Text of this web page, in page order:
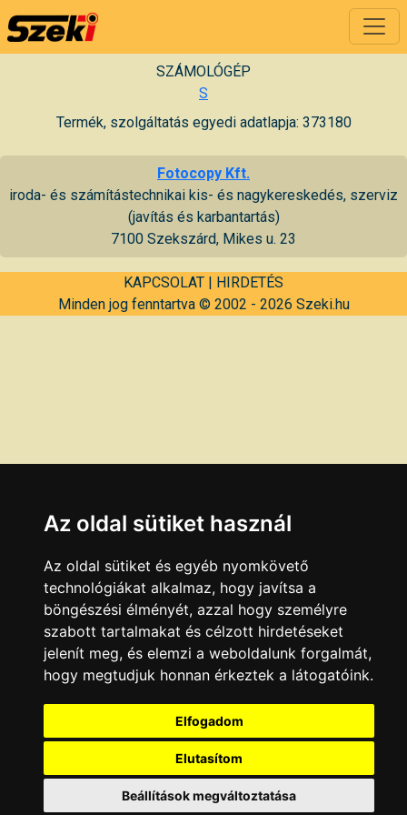
SZÁMOLÓGÉP
S
Termék, szolgáltatás egyedi adatlapja: 373180
Fotocopy Kft.
iroda- és számítástechnikai kis- és nagykereskedés, szerviz
(javítás és karbantartás)
7100 Szekszárd, Mikes u. 23
KAPCSOLAT | HIRDETÉS
Minden jog fenntartva © 2002 - 2026 Szeki.hu
Az oldal sütiket használ
Az oldal sütiket és egyéb nyomkövető
technológiákat alkalmaz, hogy javítsa a
böngészési élményét, azzal hogy személyre
szabott tartalmakat és célzott hirdetéseket
jelenít meg, és elemzi a weboldalunk forgalmát,
hogy megtudjuk honnan érkeztek a látogatóink.
Elfogadom
Elutasítom
Beállítások megváltoztatása